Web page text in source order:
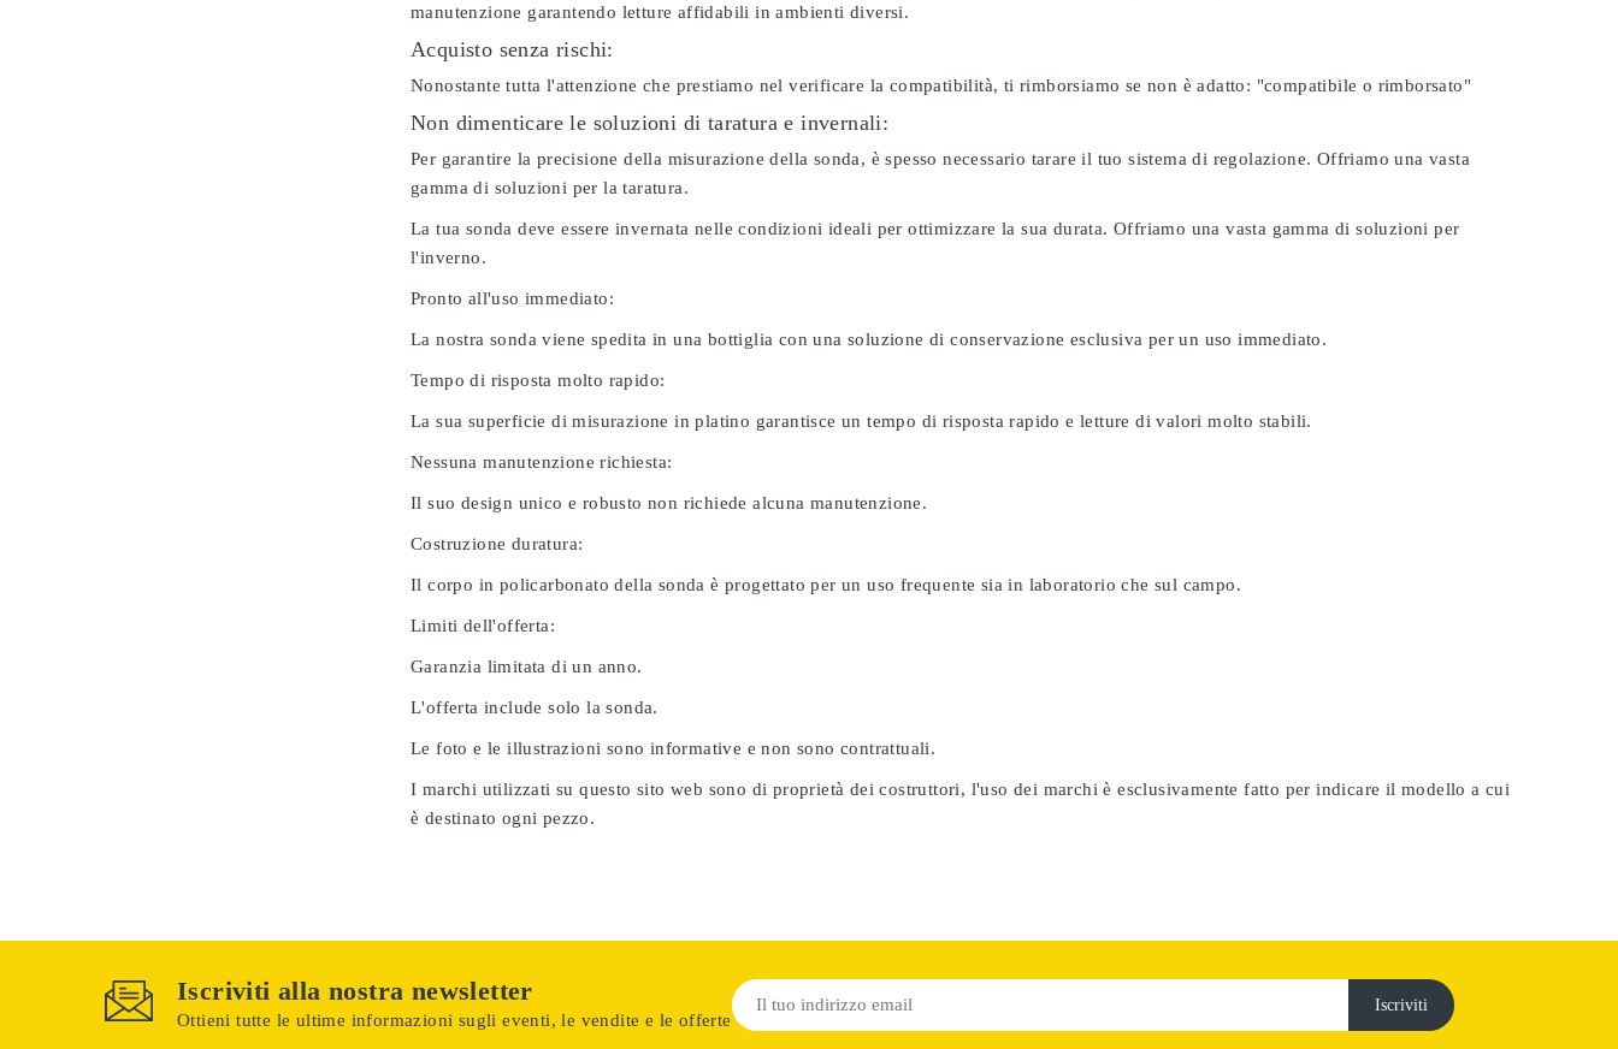
manutenzione garantendo letture affidabili in ambienti diversi.
Acquisto senza rischi:
Nonostante tutta l'attenzione che prestiamo nel verificare la compatibilità, ti rimborsiamo se non è adatto: "compatibile o rimborsato"
Non dimenticare le soluzioni di taratura e invernali:
Per garantire la precisione della misurazione della sonda, è spesso necessario tarare il tuo sistema di regolazione. Offriamo una vasta
gamma di soluzioni per la taratura.
La tua sonda deve essere invernata nelle condizioni ideali per ottimizzare la sua durata. Offriamo una vasta gamma di soluzioni per
l'inverno.
Pronto all'uso immediato:
La nostra sonda viene spedita in una bottiglia con una soluzione di conservazione esclusiva per un uso immediato.
Tempo di risposta molto rapido:
La sua superficie di misurazione in platino garantisce un tempo di risposta rapido e letture di valori molto stabili.
Nessuna manutenzione richiesta:
Il suo design unico e robusto non richiede alcuna manutenzione.
Costruzione duratura:
Il corpo in policarbonato della sonda è progettato per un uso frequente sia in laboratorio che sul campo.
Limiti dell'offerta:
Garanzia limitata di un anno.
L'offerta include solo la sonda.
Le foto e le illustrazioni sono informative e non sono contrattuali.
I marchi utilizzati su questo sito web sono di proprietà dei costruttori, l'uso dei marchi è esclusivamente fatto per indicare il modello a cui
è destinato ogni pezzo.
Iscriviti alla nostra newsletter
Ottieni tutte le ultime informazioni sugli eventi, le vendite e le offerte